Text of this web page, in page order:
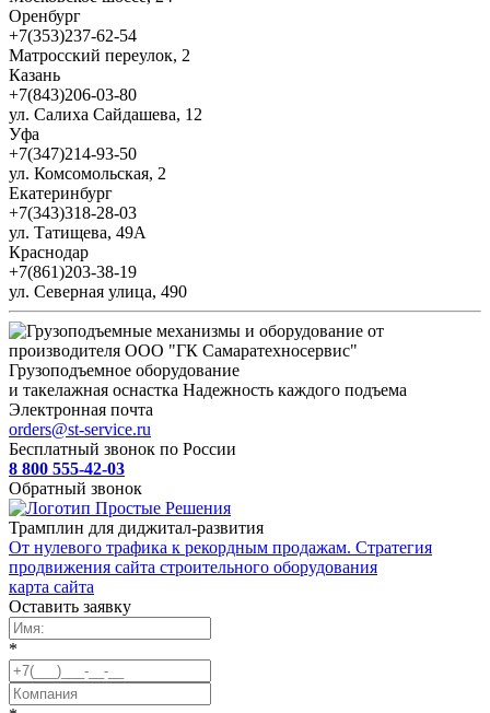
Оренбург
+7(353)237-62-54
Матросский переулок, 2
Казань
+7(843)206-03-80
ул. Салиха Сайдашева, 12
Уфа
+7(347)214-93-50
ул. Комсомольская, 2
Екатеринбург
+7(343)318-28-03
ул. Татищева, 49А
Краснодар
+7(861)203-38-19
ул. Северная улица, 490
Грузоподъемное оборудование
и такелажная оснастка Надежность каждого подъема
Электронная почта
orders@st-service.ru
Бесплатный звонок по России
8 800 555-42-03
Обратный звонок
Трамплин для диджитал-развития
От нулевого трафика к рекордным продажам. Стратегия
продвижения сайта строительного оборудования
карта сайта
Оставить заявку
*